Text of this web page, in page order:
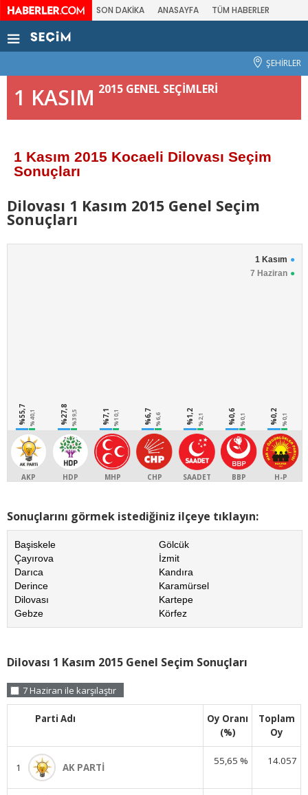
SON DAKİKA ANASAYFA TÜM HABERLER
ŞEHİRLER
1 KASIM 2015 GENEL SEÇİMLERİ
1 Kasım 2015 Kocaeli Dilovası Seçim
Sonuçları
Dilovası 1 Kasım 2015 Genel Seçim
Sonuçları
1 Kasım
7 Haziran
%55,7 %40,1
AKP
%27,8 %39,5
HDP
%7,1 %10,1
MHP
%6,7 %6,6
CHP
%1,2 %2,1
SAADET
%0,6 %0,1
BBP
%0,2 %0,1
H-P
Sonuçlarını görmek istediğiniz ilçeye tıklayın:
Başiskele
Çayırova
Darıca
Derince
Dilovası
Gebze
Gölcük
İzmit
Kandıra
Karamürsel
Kartepe
Körfez
Dilovası 1 Kasım 2015 Genel Seçim Sonuçları
7 Haziran ile karşılaştır
Parti Adı
Oy Oranı
(%)
Toplam
Oy
1 AK PARTİ
55,65 % 14.057